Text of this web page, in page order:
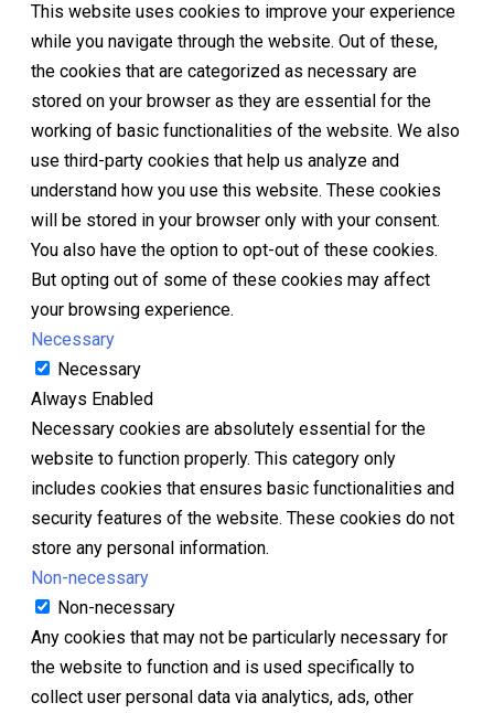
This website uses cookies to improve your experience
while you navigate through the website. Out of these,
the cookies that are categorized as necessary are
stored on your browser as they are essential for the
working of basic functionalities of the website. We also
use third-party cookies that help us analyze and
understand how you use this website. These cookies
will be stored in your browser only with your consent.
You also have the option to opt-out of these cookies.
But opting out of some of these cookies may affect
your browsing experience.
Necessary
Necessary
Always Enabled
Necessary cookies are absolutely essential for the
website to function properly. This category only
includes cookies that ensures basic functionalities and
security features of the website. These cookies do not
store any personal information.
Non-necessary
Non-necessary
Any cookies that may not be particularly necessary for
the website to function and is used specifically to
collect user personal data via analytics, ads, other